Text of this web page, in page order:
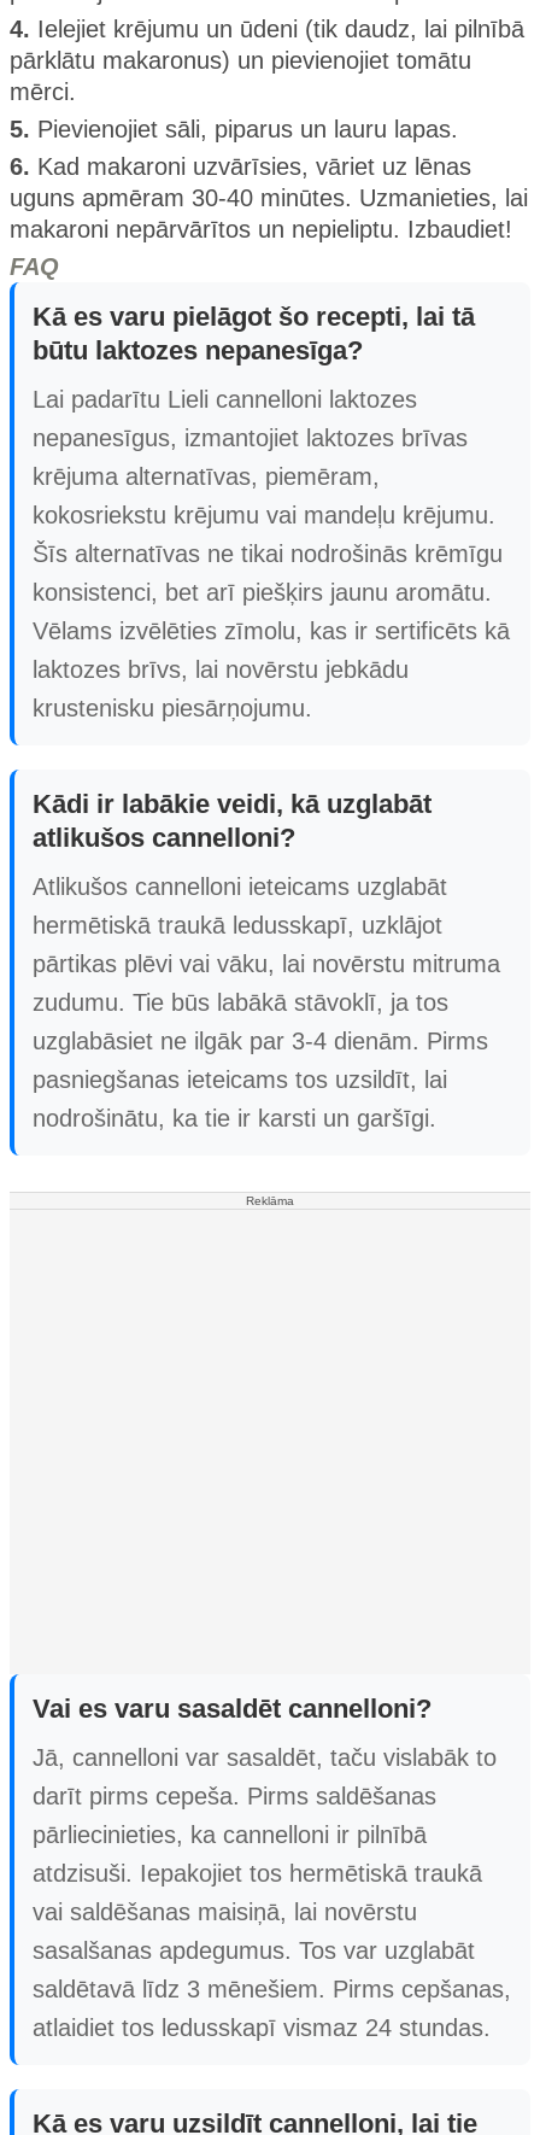
4. Ielejiet krējumu un ūdeni (tik daudz, lai pilnībā
pārklātu makaronus) un pievienojiet tomātu
mērci.
5. Pievienojiet sāli, piparus un lauru lapas.
6. Kad makaroni uzvārīsies, vāriet uz lēnas
uguns apmēram 30-40 minūtes. Uzmanieties, lai
makaroni nepārvārītos un nepieliptu. Izbaudiet!
FAQ
Kā es varu pielāgot šo recepti, lai tā
būtu laktozes nepanesīga?
Lai padarītu Lieli cannelloni laktozes
nepanesīgus, izmantojiet laktozes brīvas
krējuma alternatīvas, piemēram,
kokosriekstu krējumu vai mandeļu krējumu.
Šīs alternatīvas ne tikai nodrošinās krēmīgu
konsistenci, bet arī piešķirs jaunu aromātu.
Vēlams izvēlēties zīmolu, kas ir sertificēts kā
laktozes brīvs, lai novērstu jebkādu
krustenisku piesārņojumu.
Kādi ir labākie veidi, kā uzglabāt
atlikušos cannelloni?
Atlikušos cannelloni ieteicams uzglabāt
hermētiskā traukā ledusskapī, uzklājot
pārtikas plēvi vai vāku, lai novērstu mitruma
zudumu. Tie būs labākā stāvoklī, ja tos
uzglabāsiet ne ilgāk par 3-4 dienām. Pirms
pasniegšanas ieteicams tos uzsildīt, lai
nodrošinātu, ka tie ir karsti un garšīgi.
Reklāma
Vai es varu sasaldēt cannelloni?
Jā, cannelloni var sasaldēt, taču vislabāk to
darīt pirms cepeša. Pirms saldēšanas
pārliecinieties, ka cannelloni ir pilnībā
atdzisuši. Iepakojiet tos hermētiskā traukā
vai saldēšanas maisiņā, lai novērstu
sasalšanas apdegumus. Tos var uzglabāt
saldētavā līdz 3 mēnešiem. Pirms cepšanas,
atlaidiet tos ledusskapī vismaz 24 stundas.
Kā es varu uzsildīt cannelloni, lai tie